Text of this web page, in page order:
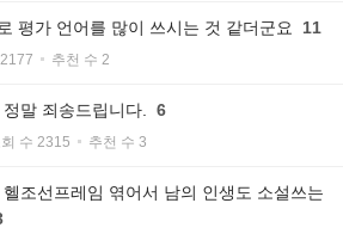
평가 언어를 많이 쓰시는 것 같더군요 11
추천 수 2
말 죄송드립니다. 6
수 2315 추천 수 3
조선프레임 엮어서 남의 인생도 소설쓰는